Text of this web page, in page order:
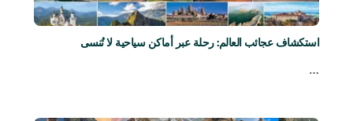
استكشاف عجائب العالم: رحلة عبر أماكن سياحية لا تُنسى
…